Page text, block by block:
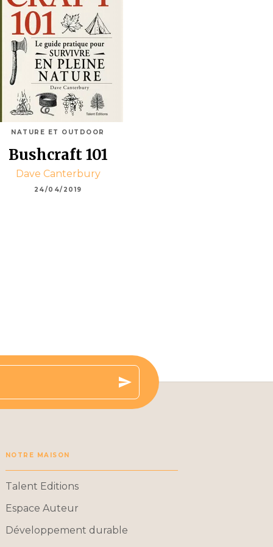
NATURE ET OUTDOOR
Bushcraft 101
Dave Canterbury
24/04/2019
send
NOTRE MAISON
Talent Editions
Espace Auteur
Développement durable